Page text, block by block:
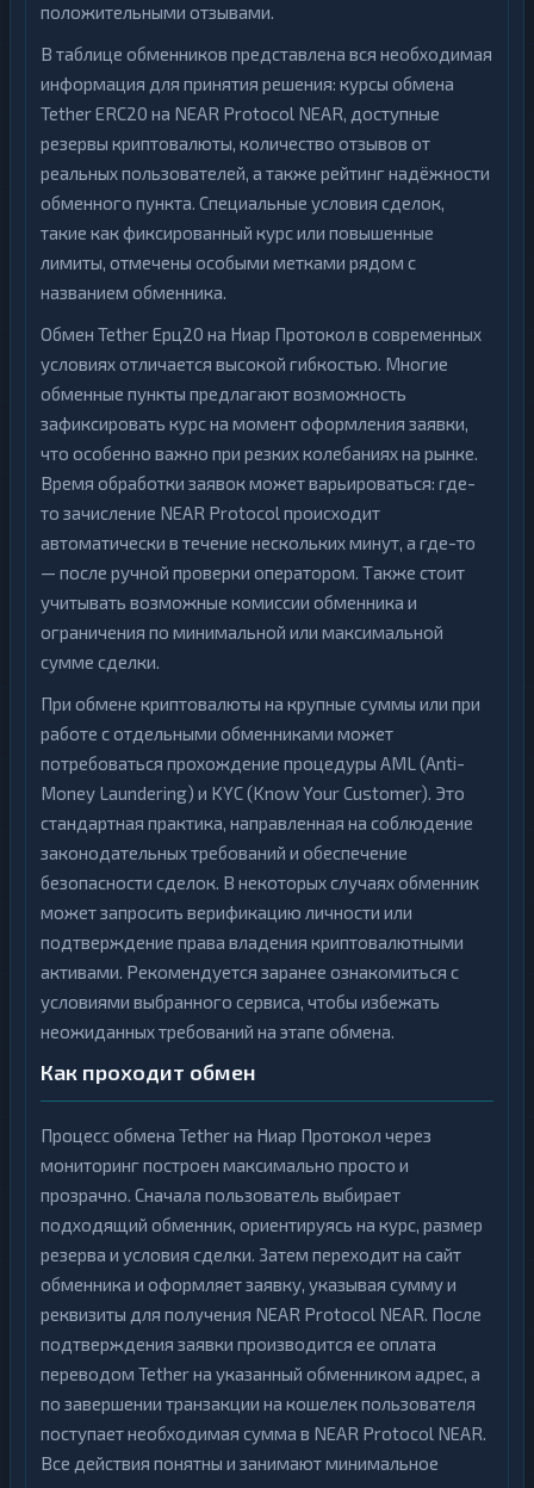
положительными отзывами.
В таблице обменников представлена вся необходимая
информация для принятия решения: курсы обмена
Tether ERC20 на NEAR Protocol NEAR, доступные
резервы криптовалюты, количество отзывов от
реальных пользователей, а также рейтинг надёжности
обменного пункта. Специальные условия сделок,
такие как фиксированный курс или повышенные
лимиты, отмечены особыми метками рядом с
названием обменника.
Обмен Tether Ерц20 на Ниар Протокол в современных
условиях отличается высокой гибкостью. Многие
обменные пункты предлагают возможность
зафиксировать курс на момент оформления заявки,
что особенно важно при резких колебаниях на рынке.
Время обработки заявок может варьироваться: где-
то зачисление NEAR Protocol происходит
автоматически в течение нескольких минут, а где-то
— после ручной проверки оператором. Также стоит
учитывать возможные комиссии обменника и
ограничения по минимальной или максимальной
сумме сделки.
При обмене криптовалюты на крупные суммы или при
работе с отдельными обменниками может
потребоваться прохождение процедуры AML (Anti-
Money Laundering) и KYC (Know Your Customer). Это
стандартная практика, направленная на соблюдение
законодательных требований и обеспечение
безопасности сделок. В некоторых случаях обменник
может запросить верификацию личности или
подтверждение права владения криптовалютными
активами. Рекомендуется заранее ознакомиться с
условиями выбранного сервиса, чтобы избежать
неожиданных требований на этапе обмена.
Как проходит обмен
Процесс обмена Tether на Ниар Протокол через
мониторинг построен максимально просто и
прозрачно. Сначала пользователь выбирает
подходящий обменник, ориентируясь на курс, размер
резерва и условия сделки. Затем переходит на сайт
обменника и оформляет заявку, указывая сумму и
реквизиты для получения NEAR Protocol NEAR. После
подтверждения заявки производится ее оплата
переводом Tether на указанный обменником адрес, а
по завершении транзакции на кошелек пользователя
поступает необходимая сумма в NEAR Protocol NEAR.
Все действия понятны и занимают минимальное